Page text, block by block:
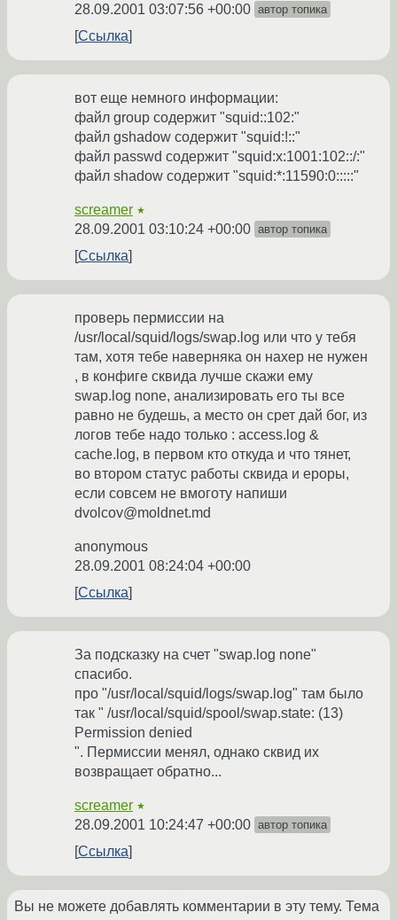
28.09.2001 03:07:56 +00:00 автор топика
Ссылка
вот еще немного информации:
файл group содержит "squid::102:"
файл gshadow содержит "squid:!::"
файл passwd содержит "squid:x:1001:102::/:"
файл shadow содержит "squid:*:11590:0:::::"
screamer ★
28.09.2001 03:10:24 +00:00 автор топика
Ссылка
проверь пермиссии на
/usr/local/squid/logs/swap.log или что у тебя
там, хотя тебе наверняка он нахер не нужен
, в конфиге сквида лучше скажи ему
swap.log none, анализировать его ты все
равно не будешь, а место он срет дай бог, из
логов тебе надо только : access.log &
cache.log, в первом кто откуда и что тянет,
во втором статус работы сквида и ероры,
если совсем не вмоготу напиши
dvolcov@moldnet.md
anonymous
28.09.2001 08:24:04 +00:00
Ссылка
За подсказку на счет "swap.log none"
спасибо.
про "/usr/local/squid/logs/swap.log" там было
так " /usr/local/squid/spool/swap.state: (13)
Permission denied
". Пермиссии менял, однако сквид их
возвращает обратно...
screamer ★
28.09.2001 10:24:47 +00:00 автор топика
Ссылка
Вы не можете добавлять комментарии в эту тему. Тема